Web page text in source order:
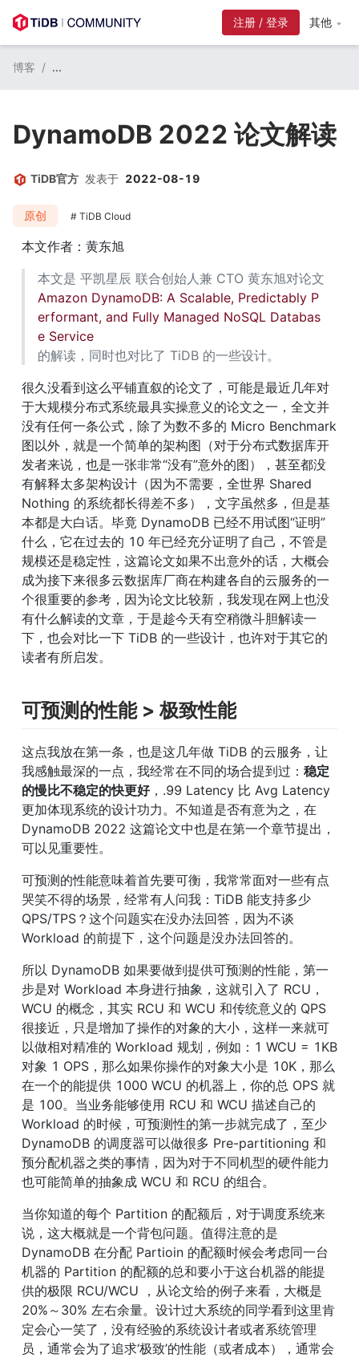
注册 / 登录 其他
博客 / ...
DynamoDB 2022 论文解读
TiDB官方 发表于 2022-08-19
原创 TiDB Cloud
本文作者：黄东旭
Amazon DynamoDB: A Scalable, Predictably P
erformant, and Fully Managed NoSQL Databas
e Service
的解读，同时也对比了 TiDB 的一些设计。
很久没看到这么平铺直叙的论文了，可能是最近几年对
于大规模分布式系统最具实操意义的论文之一，全文并
没有任何一条公式，除了为数不多的 Micro Benchmark
图以外，就是一个简单的架构图（对于分布式数据库开
发者来说，也是一张非常“没有”意外的图），甚至都没
有解释太多架构设计（因为不需要，全世界 Shared
Nothing 的系统都长得差不多），文字虽然多，但是基
本都是大白话。毕竟 DynamoDB 已经不用试图“证明”
什么，它在过去的 10 年已经充分证明了自己，不管是
规模还是稳定性，这篇论文如果不出意外的话，大概会
成为接下来很多云数据库厂商在构建各自的云服务的一
个很重要的参考，因为论文比较新，我发现在网上也没
有什么解读的文章，于是趁今天有空稍微斗胆解读一
下，也会对比一下 TiDB 的一些设计，也许对于其它的
读者有所启发。
可预测的性能 > 极致性能
这点我放在第一条，也是这几年做 TiDB 的云服务，让
我感触最深的一点，我经常在不同的场合提到过： 稳定
的慢比不稳定的快更好，.99 Latency 比 Avg Latency
更加体现系统的设计功力。不知道是否有意为之，在
DynamoDB 2022 这篇论文中也是在第一个章节提出，
可以见重要性。
可预测的性能意味着首先要可衡，我常常面对一些有点
哭笑不得的场景，经常有人问我：TiDB 能支持多少
QPS/TPS？这个问题实在没办法回答，因为不谈
Workload 的前提下，这个问题是没办法回答的。
所以 DynamoDB 如果要做到提供可预测的性能，第一
步是对 Workload 本身进行抽象，这就引入了 RCU，
WCU 的概念，其实 RCU 和 WCU 和传统意义的 QPS
很接近，只是增加了操作的对象的大小，这样一来就可
以做相对精准的 Workload 规划，例如：1 WCU = 1KB
对象 1 OPS，那么如果你操作的对象大小是 10K，那么
在一个的能提供 1000 WCU 的机器上，你的总 OPS 就
是 100。当业务能够使用 RCU 和 WCU 描述自己的
Workload 的时候，可预测性的第一步就完成了，至少
DynamoDB 的调度器可以做很多 Pre-partitioning 和
预分配机器之类的事情，因为对于不同机型的硬件能力
也可能简单的抽象成 WCU 和 RCU 的组合。
当你知道的每个 Partition 的配额后，对于调度系统来
说，这大概就是一个背包问题。值得注意的是
DynamoDB 在分配 Partioin 的配额时候会考虑同一台
机器的 Partition 的配额的总和要小于这台机器的能提
供的极限 RCU/WCU ，从论文给的例子来看，大概是
20%～30% 左右余量。设计过大系统的同学看到这里肯
定会心一笑了，没有经验的系统设计者或者系统管理
员，通常会为了追求‘极致’的性能（或者成本），通常会